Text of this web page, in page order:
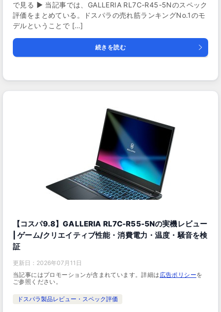
で見る ▶ 当記事では、GALLERIA RL7C-R45-5Nのスペック
評価をまとめている。ドスパラの売れ筋ランキングNo.1のモ
デルということで […]
続きを読む
【コスパ9.8】GALLERIA RL7C-R55-5Nの実機レビュー
| ゲーム/クリエイティブ性能・消費電力・温度・騒音を検
証
更新日： 2026年07月11日
当記事にはプロモーションが含まれています。詳細は 広告ポリシーを
ご参照ください。
ドスパラ製品レビュー・スペック評価